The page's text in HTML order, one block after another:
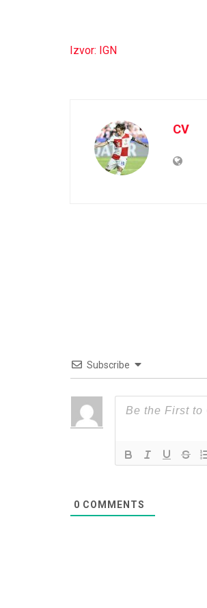
Izvor: IGN
CV
Subscribe
0 COMMENTS